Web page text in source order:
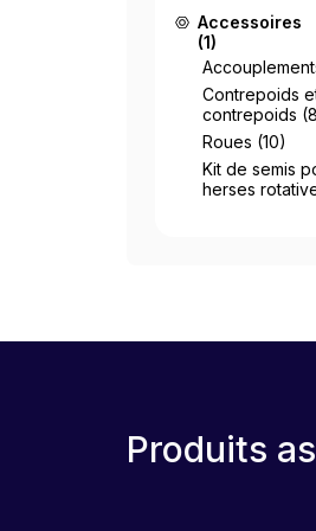
Accessoires
(1)
Contrepoids
contrepoids
Roues (10)
Kit de semis
herses
Produits